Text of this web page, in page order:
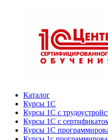
Каталог
Курсы 1С
Курсы 1С с
Курсы 1С с
Курсы 1С